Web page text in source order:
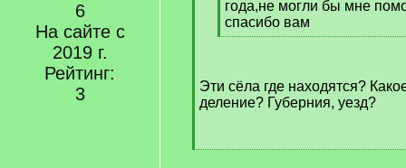
6
На сайте с
2019 г.
Рейтинг:
3
года,не могли бы мне
спасибо вам
[
Эти сёла где находятся?
деление? Губерния, уезд?
[